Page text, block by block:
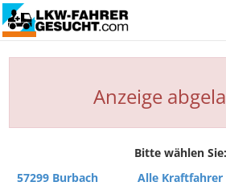
Anzeige
Bitte wählen Sie:
57299 Burbach
Alle Kraftfahrer